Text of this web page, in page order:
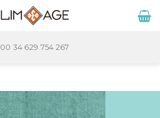
00 34 629 754 267